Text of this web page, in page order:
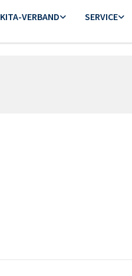
KITA-VERBAND SERVICE